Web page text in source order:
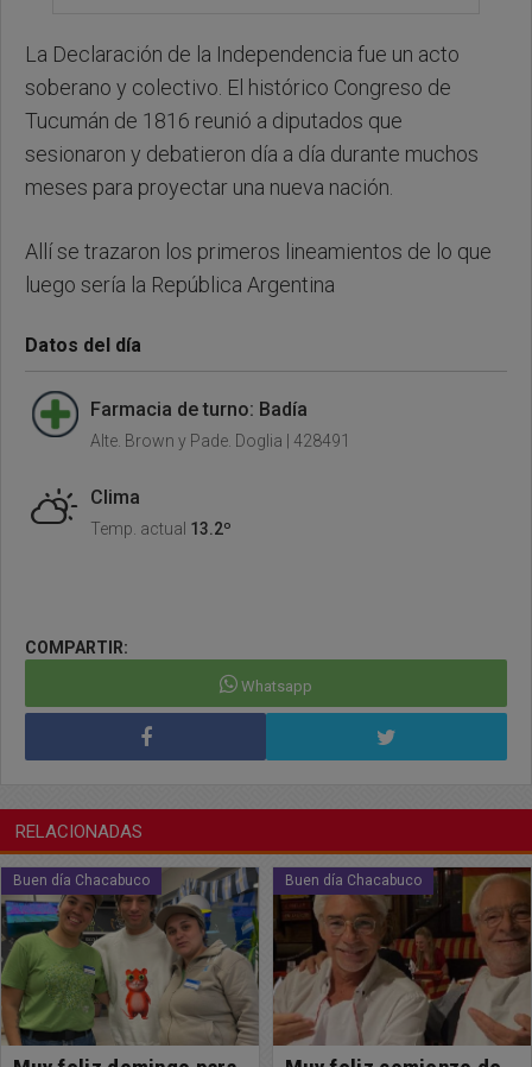
La Declaración de la Independencia fue un acto
soberano y colectivo. El histórico Congreso de
Tucumán de 1816 reunió a diputados que
sesionaron y debatieron día a día durante muchos
meses para proyectar una nueva nación.
Allí se trazaron los primeros lineamientos de lo que
luego sería la República Argentina
Datos del día
Farmacia de turno: Badía
Alte. Brown y Pade. Doglia | 428491
Clima
Temp. actual 13.2º
COMPARTIR:
Whatsapp
RELACIONADAS
Buen día Chacabuco Buen día Chacabuco